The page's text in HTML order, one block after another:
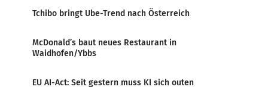
Tchibo bringt Ube-Trend nach Österreich
McDonald’s baut neues Restaurant in
Waidhofen/Ybbs
EU AI-Act: Seit gestern muss KI sich outen